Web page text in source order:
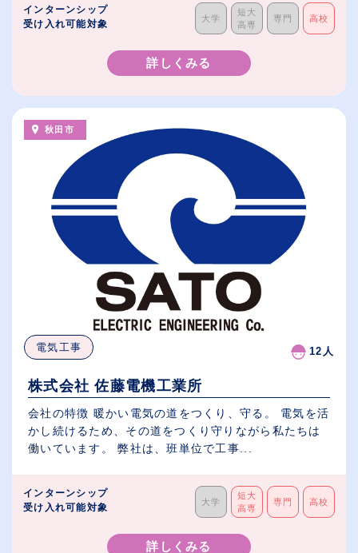
インターンシップ
受け入れ可能対象
大学
短大
高専
専門 高校
詳しくみる
秋田市
電気工事 12人
株式会社 佐藤電機工業所
会社の特徴 暖かい電気の道をつくり、守る。 電気を活
かし続けるため、その道をつくり守りながら私たちは
働いています。 弊社は、班単位で工事...
インターンシップ
受け入れ可能対象
大学
短大
高専
専門 高校
詳しくみる